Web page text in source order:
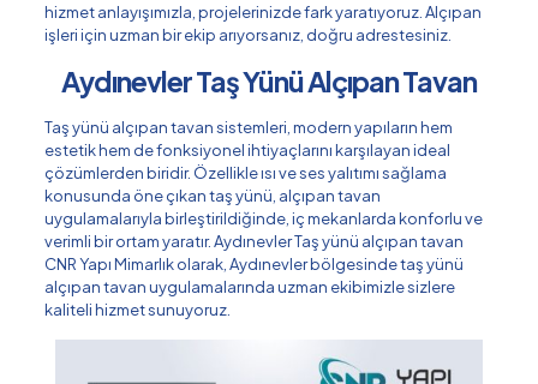
hizmet anlayışımızla, projelerinizde fark yaratıyoruz. Alçıpan
işleri için uzman bir ekip arıyorsanız, doğru adrestesiniz.
Aydınevler Taş Yünü Alçıpan Tavan
Taş yünü alçıpan tavan sistemleri, modern yapıların hem
estetik hem de fonksiyonel ihtiyaçlarını karşılayan ideal
çözümlerden biridir. Özellikle ısı ve ses yalıtımı sağlama
konusunda öne çıkan taş yünü, alçıpan tavan
uygulamalarıyla birleştirildiğinde, iç mekanlarda konforlu ve
verimli bir ortam yaratır. Aydınevler Taş yünü alçıpan tavan
CNR Yapı Mimarlık olarak, Aydınevler bölgesinde taş yünü
alçıpan tavan uygulamalarında uzman ekibimizle sizlere
kaliteli hizmet sunuyoruz.